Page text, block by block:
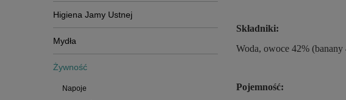
Higiena Jamy Ustnej
Mydła
Żywność
Napoje
Składniki:
Woda, owoce 42%
Pojemność: